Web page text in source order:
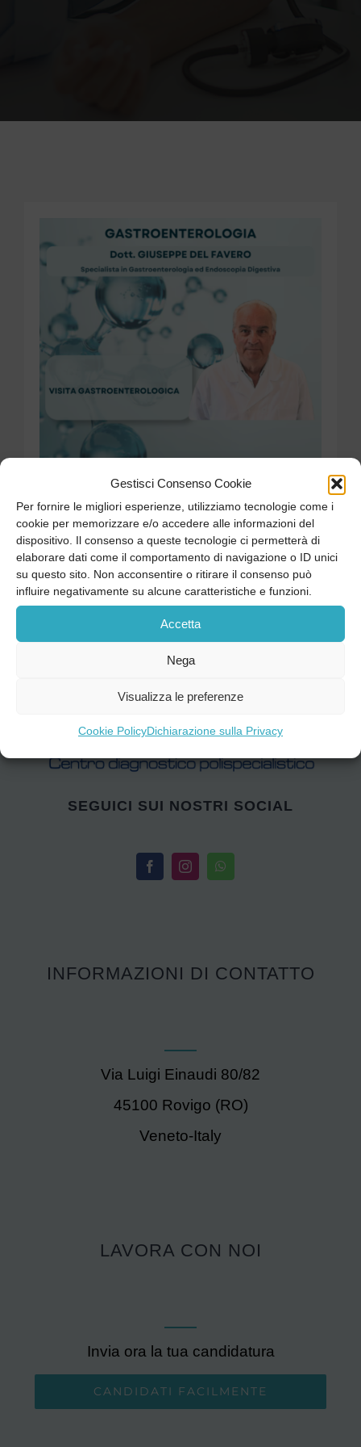
Gestisci Consenso Cookie
Per fornire le migliori esperienze, utilizziamo tecnologie come i
cookie per memorizzare e/o accedere alle informazioni del
dispositivo. Il consenso a queste tecnologie ci permetterà di
elaborare dati come il comportamento di navigazione o ID unici
su questo sito. Non acconsentire o ritirare il consenso può
influire negativamente su alcune caratteristiche e funzioni.
Accetta
Nega
Visualizza le preferenze
Cookie PolicyDichiarazione sulla Privacy
Visualizza CV
PRENOTA ORA
SEGUICI SUI NOSTRI SOCIAL
INFORMAZIONI DI CONTATTO
Via Luigi Einaudi 80/82
45100 Rovigo (RO)
Veneto-Italy
LAVORA CON NOI
Invia ora la tua candidatura
CANDIDATI FACILMENTE